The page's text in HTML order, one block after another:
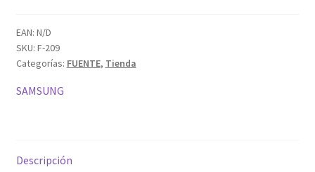
BN44-
00851C
cantidad
EAN: N/D
SKU: F-209
Categorías: FUENTE, Tienda
SAMSUNG
Descripción